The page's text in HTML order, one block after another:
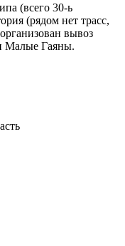
(всего 30-ь
(рядом нет трасс,
вывоз
Малые Гаяны.